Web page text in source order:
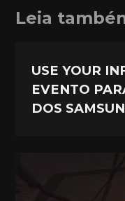
Leia
USE YOUR
EVENTO
DOS